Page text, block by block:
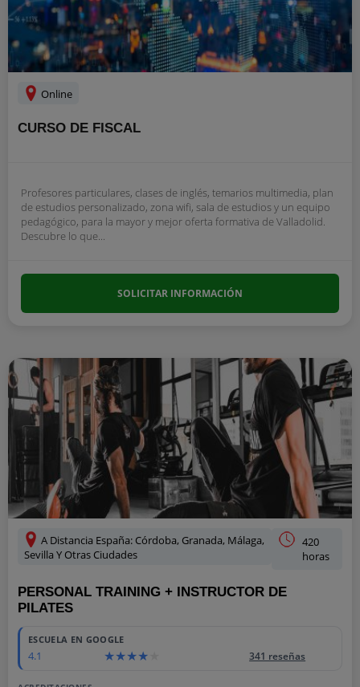
Online
CURSO DE FISCAL
Profesores particulares, clases de inglés, temarios multimedia, plan
de estudios personalizado, zona wifi, sala de estudios y un equipo
pedagógico, para la mayor y mejor oferta formativa de Valladolid.
Descubre lo que...
SOLICITAR INFORMACIÓN
A Distancia España: Córdoba, Granada, Málaga,
Sevilla Y Otras Ciudades
420
horas
PERSONAL TRAINING + INSTRUCTOR DE
PILATES
ESCUELA EN GOOGLE
4.1 341 reseñas